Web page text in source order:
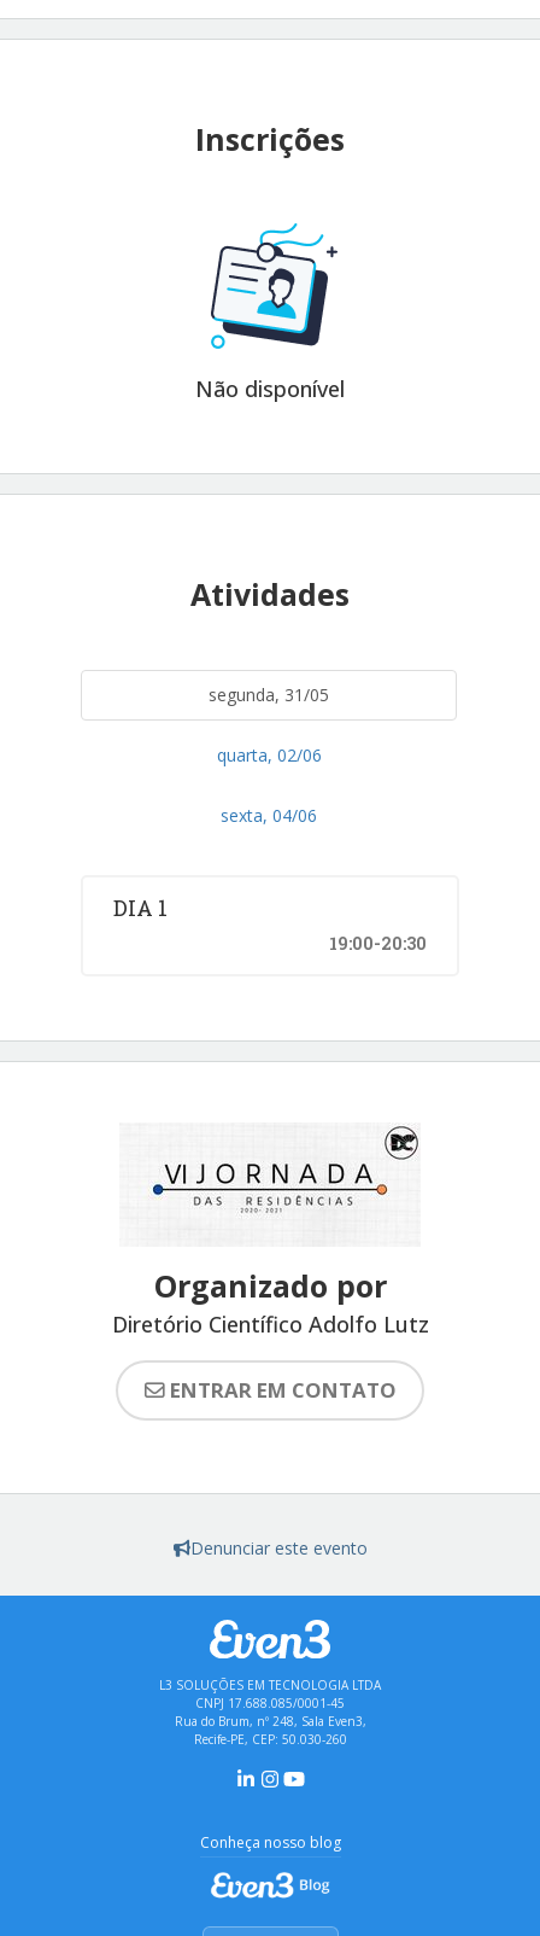
Inscrições
Não disponível
Atividades
segunda, 31/05
quarta, 02/06
sexta, 04/06
DIA 1
19:00-20:30
Organizado por
Diretório Científico Adolfo Lutz
ENTRAR EM CONTATO
Denunciar este evento
L3 SOLUÇÕES EM TECNOLOGIA LTDA
CNPJ 17.688.085/0001-45
Rua do Brum, nº 248, Sala Even3,
Recife-PE, CEP: 50.030-260
Conheça nosso blog